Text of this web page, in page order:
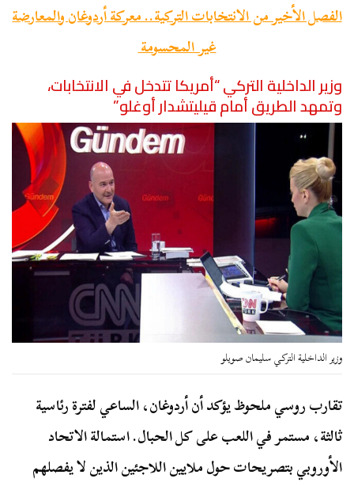
الفصل الأخير من الانتخابات التركية.. معركة أردوغان والمعارضة
غير المحسومة
وزير الداخلية التركي “أمريكا تتدخل في الانتخابات،
وتمهد الطريق أمام قيليتشدار أوغلو”
وزير الداخلية التركي سليمان صويلو
تقارب روسي ملحوظ يؤكد أن أردوغان، الساعي لفترة رئاسية
ثالثة، مستمر في اللعب على كل الحبال. استمالة الاتحاد
الأوروبي بتصريحات حول ملايين اللاجئين الذين لا يفصلهم